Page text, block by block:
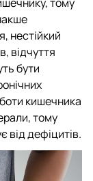
нестійкий
відчуття
бути
кишечника
тому
від дефіцитів.